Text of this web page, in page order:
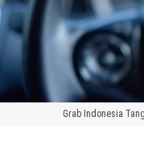
Grab Indonesia